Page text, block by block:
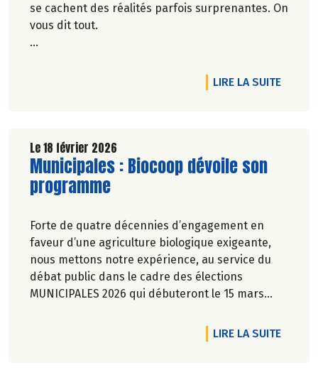
se cachent des réalités parfois surprenantes. On
vous dit tout.
LIRE LA SUITEDE
Le 18 février 2026
Lire la suite de l'article
Municipales : Biocoop dévoile son
programme
Forte de quatre décennies d’engagement en
faveur d’une agriculture biologique exigeante,
nous mettons notre expérience, au service du
débat public dans le cadre des élections
MUNICIPALES 2026 qui débuteront le 15 mars
transition écologique et alimentaire durable.
LIRE LA SUITEDE